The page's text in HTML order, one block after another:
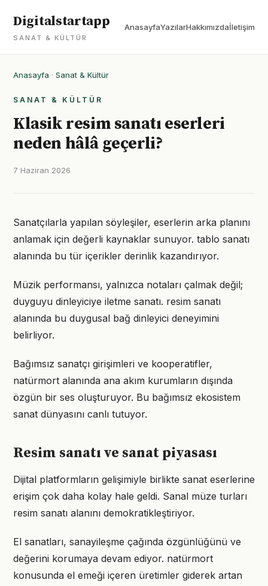
Digitalstartapp
SANAT & KÜLTÜR
AnasayfaYazılarHakkımızdaİletişim
Anasayfa · Sanat & Kültür
SANAT & KÜLTÜR
Klasik resim sanatı eserleri
neden hâlâ geçerli?
7 Haziran 2026
Sanatçılarla yapılan söyleşiler, eserlerin arka planını
anlamak için değerli kaynaklar sunuyor. tablo sanatı
alanında bu tür içerikler derinlik kazandırıyor.
Müzik performansı, yalnızca notaları çalmak değil;
duyguyu dinleyiciye iletme sanatı. resim sanatı
alanında bu duygusal bağ dinleyici deneyimini
belirliyor.
Bağımsız sanatçı girişimleri ve kooperatifler,
natürmort alanında ana akım kurumların dışında
özgün bir ses oluşturuyor. Bu bağımsız ekosistem
sanat dünyasını canlı tutuyor.
Resim sanatı ve sanat piyasası
Dijital platformların gelişimiyle birlikte sanat eserlerine
erişim çok daha kolay hale geldi. Sanal müze turları
resim sanatı alanını demokratikleştiriyor.
El sanatları, sanayileşme çağında özgünlüğünü ve
değerini korumaya devam ediyor. natürmort
konusunda el emeği içeren üretimler giderek artan